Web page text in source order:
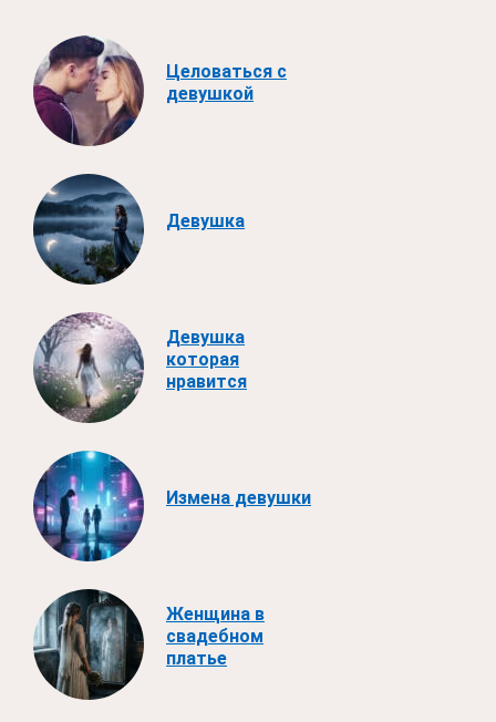
Целоваться с
девушкой
Девушка
Девушка
которая
нравится
Измена девушки
Женщина в
свадебном
платье